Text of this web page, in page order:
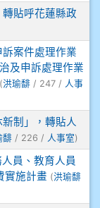
貼呼花蓮縣政
訴案件處理作業
及申訴處理作業
(洪瑜馡 / 247 / 人事
制」，轉貼人
馡 / 226 / 人事室)
員、教育人員
實施計畫 (洪瑜馡